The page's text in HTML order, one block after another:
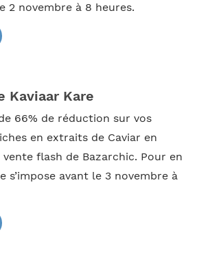
2 novembre à 8 heures.
Kaviaar Kare
66% de réduction sur vos
en extraits de Caviar en
flash de Bazarchic. Pour en
s’impose avant le 3 novembre à